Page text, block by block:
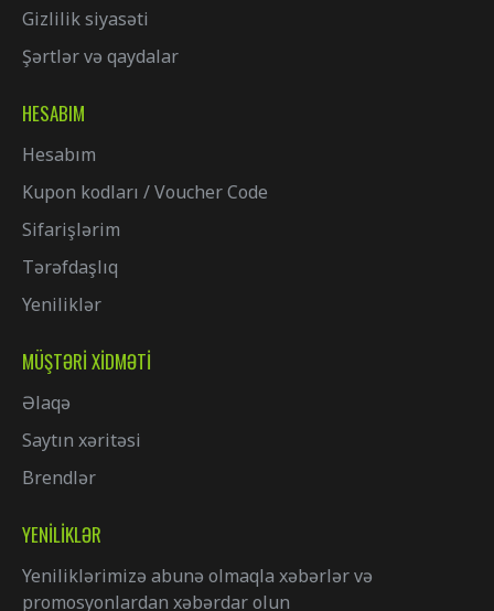
Gizlilik siyasəti
Şərtlər və qaydalar
HESABIM
Hesabım
Kupon kodları / Voucher Code
Sifarişlərim
Tərəfdaşlıq
Yeniliklər
MÜŞTƏRI XIDMƏTI
Əlaqə
Saytın xəritəsi
Brendlər
YENILIKLƏR
Yeniliklərimizə abunə olmaqla xəbərlər və
promosyonlardan xəbərdar olun